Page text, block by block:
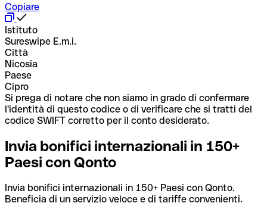
Copiare
Istituto
Sureswipe E.m.i.
Città
Nicosia
Paese
Cipro
Si prega di notare che non siamo in grado di confermare
l'identità di questo codice o di verificare che si tratti del
codice SWIFT corretto per il conto desiderato.
Invia bonifici internazionali in 150+
Paesi con Qonto
Invia bonifici internazionali in 150+ Paesi con Qonto.
Beneficia di un servizio veloce e di tariffe convenienti.